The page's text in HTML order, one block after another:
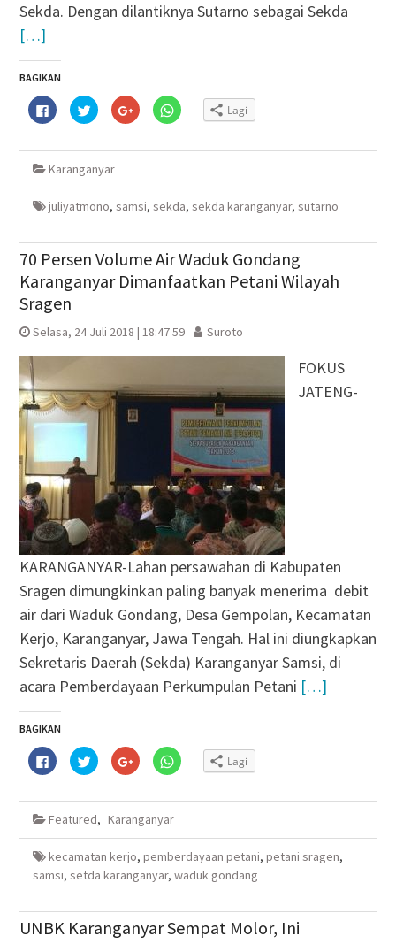
Sekda. Dengan dilantiknya Sutarno sebagai Sekda
[…]
BAGIKAN
Klik
untuk
membagikan
Facebook(Membuka
jendela
baru)
Klik
untuk
berbagi
Twitter(Membuka
jendela
yang
baru)
Klik
untuk
berbagi
Google+
yang
baru)
Klik
untuk
WhatsApp(Membuka
baru)
Lagi
Karanganyar
juliyatmono, samsi, sekda, sekda karanganyar, sutarno
70 Persen Volume Air Waduk Gondang
Karanganyar Dimanfaatkan Petani Wilayah
Sragen
Selasa, 24 Juli 2018 | 18:47 59 Suroto
FOKUS
JATENG-
KARANGANYAR-Lahan persawahan di Kabupaten
Sragen dimungkinkan paling banyak menerima debit
air dari Waduk Gondang, Desa Gempolan, Kecamatan
Kerjo, Karanganyar, Jawa Tengah. Hal ini diungkapkan
Sekretaris Daerah (Sekda) Karanganyar Samsi, di
acara Pemberdayaan Perkumpulan Petani […]
BAGIKAN
Klik
untuk
membagikan
Facebook(Membuka
jendela
baru)
Klik
untuk
berbagi
Twitter(Membuka
jendela
baru)
Klik
untuk
berbagi
Google+
di
yang
baru)
Klik
untuk
WhatsApp(Membuka
baru)
Lagi
Featured, Karanganyar
kecamatan kerjo, pemberdayaan petani, petani sragen,
samsi, setda karanganyar, waduk gondang
UNBK Karanganyar Sempat Molor, Ini